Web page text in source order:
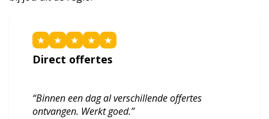
★ ★ ★ ★ ★
Direct offertes
“Binnen een dag al verschillende offertes
ontvangen. Werkt goed.”